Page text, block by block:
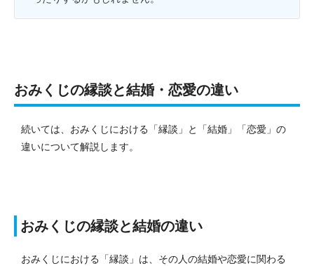
おみくじの縁談と結婚・恋愛の違い
続いては、おみくじにおける「縁談」と「結婚」「恋愛」の
違いについて解説します。
おみくじの縁談と結婚の違い
おみくじにおける「縁談」は、その人の結婚や恋愛に関わる